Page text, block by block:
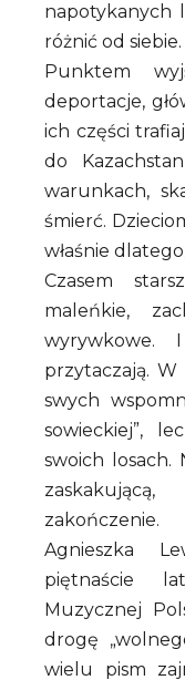
napotykanych
różnić od siebie.
Punktem
deportacje,
ich części
do
warunkach,
śmierć.
właśnie
Czasem
maleńkie,
przytaczają.
swych
sowieckiej”,
swoich losach.
zakończenie.
Agnieszka
piętnaście
Muzycznej
drogę
wielu pism